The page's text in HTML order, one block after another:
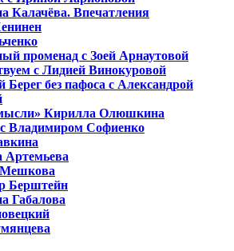
Калачёва. Впечатления
променад с Зоей Арнаутовой
с Лидией Винокуровой
Берег без пафоса с Александрой
Кирилла Олюшкина
с Владимиром Софиенко
Артемьева
Берштейн
Габалова